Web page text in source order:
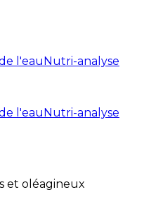
l'eauNutri-analyse
l'eauNutri-analyse
et oléagineux